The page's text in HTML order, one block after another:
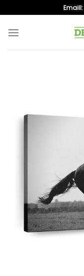
to
content
Emaill: